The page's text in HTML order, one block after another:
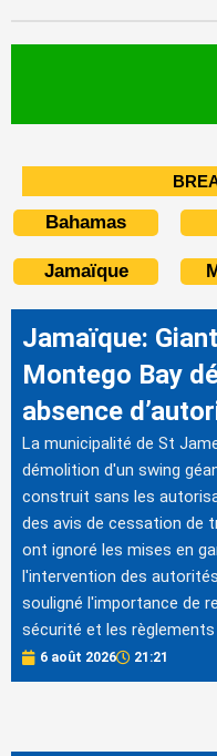
Bahamas
Jamaïque
Jamaïque:
Montego Bay
absence
La municipalité de St
démolition d'un swing
construit sans les
des avis de cessation de
ont ignoré les mises en
l'intervention des
souligné l'importance de
sécurité et les règlements
6 août 2026 21:21